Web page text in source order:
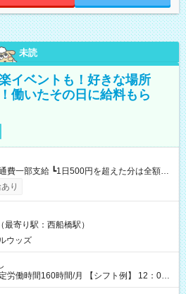
未読
イベントも！好きな場所
働いたその日に給料もら
は自己負担となります ★日払いOK！
たその日に現金GET♪ お仕事後はコンビニ
り
寄り駅：西船橋駅）
ウッズ
時間/月 【シフト例】 12：00